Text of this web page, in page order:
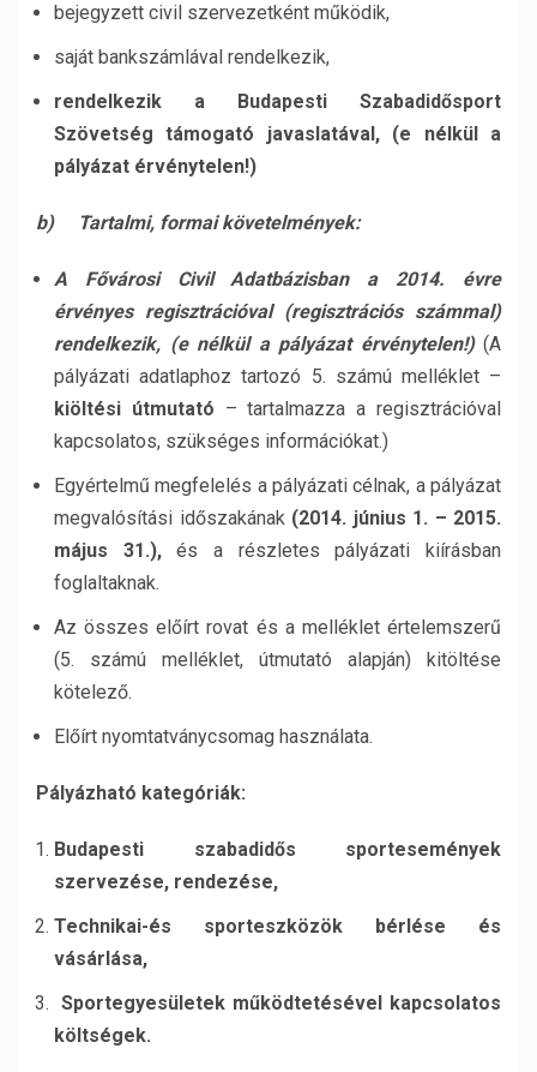
bejegyzett civil szervezetként működik,
saját bankszámlával rendelkezik,
rendelkezik a Budapesti Szabadidősport
Szövetség támogató javaslatával, (e nélkül a
pályázat érvénytelen!)
b) Tartalmi, formai követelmények:
A Fővárosi Civil Adatbázisban a 2014. évre
érvényes regisztrációval (regisztrációs számmal)
rendelkezik, (e nélkül a pályázat érvénytelen!)(A
pályázati adatlaphoz tartozó 5. számú melléklet –
kiöltési útmutató – tartalmazza a regisztrációval
kapcsolatos, szükséges információkat.)
Egyértelmű megfelelés a pályázati célnak, a pályázat
megvalósítási időszakának (2014. június 1. – 2015.
május 31.),és a részletes pályázati kiírásban
foglaltaknak.
Az összes előírt rovat és a melléklet értelemszerű
(5. számú melléklet, útmutató alapján) kitöltése
kötelező.
Előírt nyomtatványcsomag használata.
Pályázható kategóriák:
Budapesti szabadidős sportesemények
szervezése, rendezése,
Technikai-és sporteszközök bérlése és
vásárlása,
Sportegyesületek működtetésével kapcsolatos
költségek.